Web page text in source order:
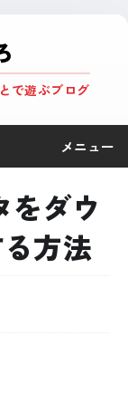
で遊ぶブログ
メニュー
ダウ
方法